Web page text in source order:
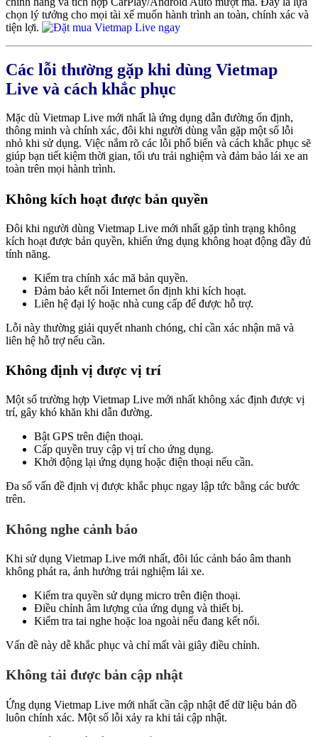
chọn lý tưởng cho mọi tài xế muốn hành trình an toàn, chính xác và
tiện lợi.
Các lỗi thường gặp khi dùng Vietmap
Live và cách khắc phục
Mặc dù Vietmap Live mới nhất là ứng dụng dẫn đường ổn định,
thông minh và chính xác, đôi khi người dùng vẫn gặp một số lỗi
nhỏ khi sử dụng. Việc nắm rõ các lỗi phổ biến và cách khắc phục sẽ
giúp bạn tiết kiệm thời gian, tối ưu trải nghiệm và đảm bảo lái xe an
toàn trên mọi hành trình.
Không kích hoạt được bản quyền
Đôi khi người dùng Vietmap Live mới nhất gặp tình trạng không
kích hoạt được bản quyền, khiến ứng dụng không hoạt động đầy đủ
tính năng.
Kiểm tra chính xác mã bản quyền.
Đảm bảo kết nối Internet ổn định khi kích hoạt.
Liên hệ đại lý hoặc nhà cung cấp để được hỗ trợ.
Lỗi này thường giải quyết nhanh chóng, chỉ cần xác nhận mã và
liên hệ hỗ trợ nếu cần.
Không định vị được vị trí
Một số trường hợp Vietmap Live mới nhất không xác định được vị
trí, gây khó khăn khi dẫn đường.
Bật GPS trên điện thoại.
Cấp quyền truy cập vị trí cho ứng dụng.
Khởi động lại ứng dụng hoặc điện thoại nếu cần.
Đa số vấn đề định vị được khắc phục ngay lập tức bằng các bước
trên.
Không nghe cảnh báo
Khi sử dụng Vietmap Live mới nhất, đôi lúc cảnh báo âm thanh
không phát ra, ảnh hưởng trải nghiệm lái xe.
Kiểm tra quyền sử dụng micro trên điện thoại.
Điều chỉnh âm lượng của ứng dụng và thiết bị.
Kiểm tra tai nghe hoặc loa ngoài nếu đang kết nối.
Vấn đề này dễ khắc phục và chỉ mất vài giây điều chỉnh.
Không tải được bản cập nhật
Ứng dụng Vietmap Live mới nhất cần cập nhật để dữ liệu bản đồ
luôn chính xác. Một số lỗi xảy ra khi tải cập nhật.